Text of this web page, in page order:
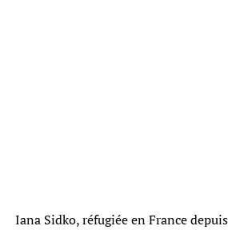
Iana Sidko, réfugiée en France